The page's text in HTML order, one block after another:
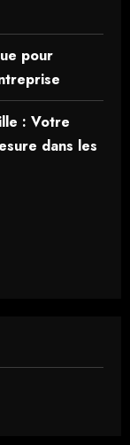
pour
: Votre
dans les